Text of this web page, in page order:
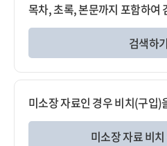
목차, 초록, 본문까지 포함하여
검색하
미소장 자료인 경우 비치(구입)
미소장 자료 비